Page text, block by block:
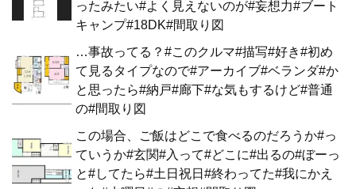
ったみたい#よく見えないのが#妄想力#ブート
キャンプ#18DK#間取り図
…事故ってる？#このクルマ#描写#好き#初め
て見るタイプなので#アーカイブ#ベランダ#か
と思ったら#納戸#廊下#な気もするけど#普通
の#間取り図
この場合、ご飯はどこで食べるのだろうか#っ
ていうか#玄関#入って#どこに#出るの#ぼーっ
と#してたら#土日祝日#終わってた#我にかえ